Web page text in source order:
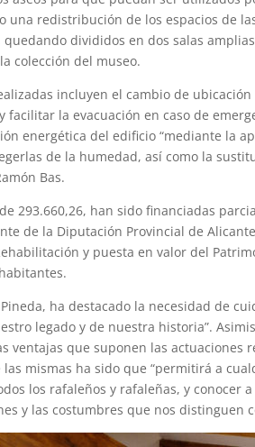
una redistribución de los espacios de
divididos en dos salas
colección del museo.
incluyen el cambio de ubicación
la evacuación en caso de
energética del edificio “mediante la
de la humedad, así como la
Bas.
293.660,26, han sido financiadas
de la Diputación Provincial de
y puesta en valor del
ha destacado la necesidad de
legado y de nuestra historia”.
ventajas que suponen las actuaciones
mismas ha sido que “permitirá a
los rafaleños y rafaleñas, y conocer
y las costumbres que nos distinguen